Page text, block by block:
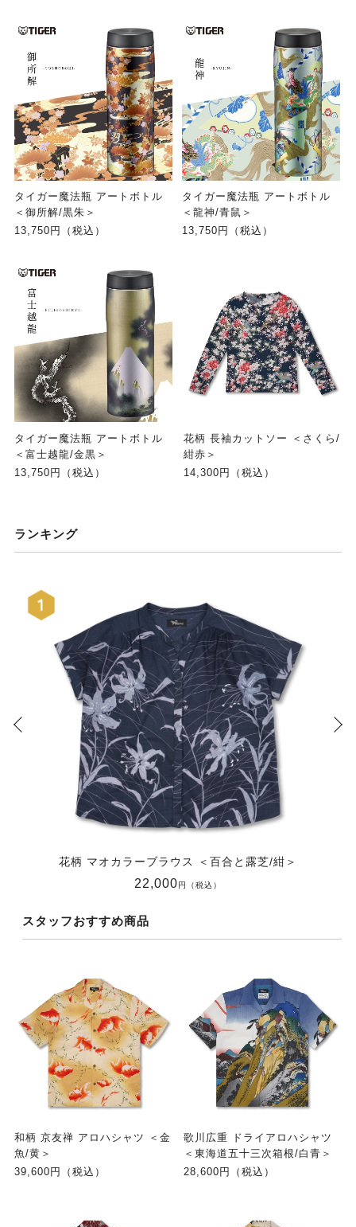
タイガー魔法瓶 アートボトル
＜御所解/黒朱＞
13,750円（税込）
タイガー魔法瓶 アートボトル
＜龍神/青鼠＞
13,750円（税込）
タイガー魔法瓶 アートボトル
＜富士越龍/金黒＞
13,750円（税込）
花柄 長袖カットソー ＜さくら/
紺赤＞
14,300円（税込）
ランキング
花柄 マオカラーブラウス ＜百合と露芝/紺＞
22,000円（税込）
スタッフおすすめ商品
和柄 京友禅 アロハシャツ ＜金
魚/黄＞
39,600円（税込）
歌川広重 ドライアロハシャツ
＜東海道五十三次箱根/白青＞
28,600円（税込）